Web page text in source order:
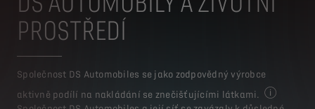
PROSTŘEDÍ
Společnost DS Automobiles se jako zodpovědný výrobce
aktivně podílí na nakládání se znečišťujícími látkami.